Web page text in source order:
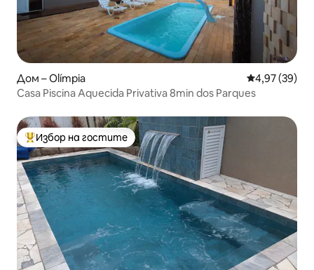
Дом – Olímpia Средна
4,97 (39)
Casa Piscina Aquecida Privativa 8min dos Parques
Най-популярен избор на гостите
Избор на гостите